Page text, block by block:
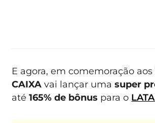
E agora, em comemoração aos
CAIXA vai lançar umasuper
até165% de bônus para o